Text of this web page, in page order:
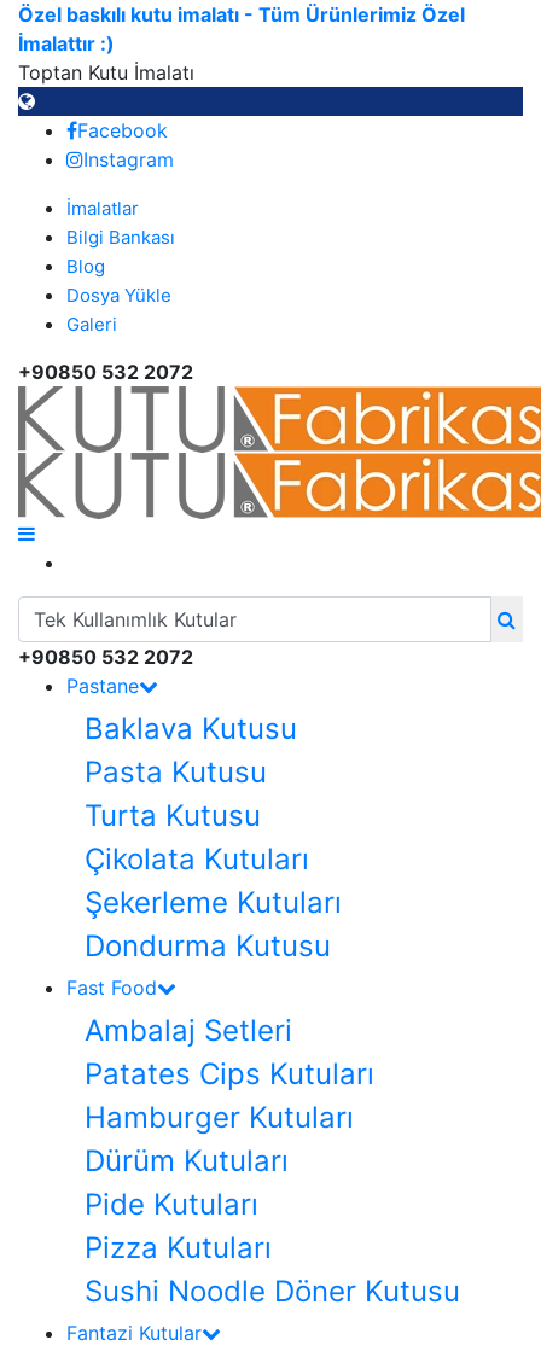
Özel baskılı kutu imalatı - Tüm Ürünlerimiz Özel
İmalattır :)
Toptan Kutu İmalatı
Facebook
Instagram
İmalatlar
Bilgi Bankası
Blog
Dosya Yükle
Galeri
+90850 532 2072
+90850 532 2072
Pastane
Baklava Kutusu
Pasta Kutusu
Turta Kutusu
Çikolata Kutuları
Şekerleme Kutuları
Dondurma Kutusu
Fast Food
Ambalaj Setleri
Patates Cips Kutuları
Hamburger Kutuları
Dürüm Kutuları
Pide Kutuları
Pizza Kutuları
Sushi Noodle Döner Kutusu
Fantazi Kutular